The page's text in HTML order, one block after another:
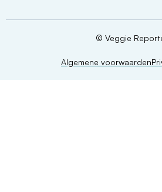
© Veggie
Algemene voorwaarden